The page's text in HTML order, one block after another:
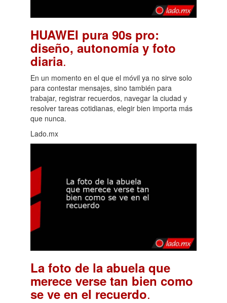
HUAWEI pura 90s pro:
diseño, autonomía y foto
diaria.
En un momento en el que el móvil ya no sirve solo
para contestar mensajes, sino también para
trabajar, registrar recuerdos, navegar la ciudad y
resolver tareas cotidianas, elegir bien importa más
que nunca.
Lado.mx
La foto de la abuela que
merece verse tan bien como
se ve en el recuerdo.